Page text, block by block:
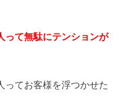
って無駄にテンションが
ってお客様を浮つかせた